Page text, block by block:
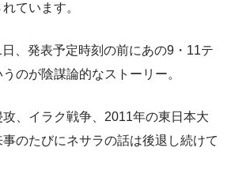
ています。
、発表予定時刻の前にあの9・11テ
のが陰謀論的なストーリー。
、イラク戦争、2011年の東日本大
のたびにネサラの話は後退し続けて